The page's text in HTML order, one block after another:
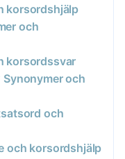
korsordshjälp
och
korsordssvar
och
och
och korsordshjälp